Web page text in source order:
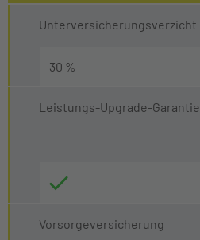
Unterversicherungsverzicht
30 %
Leistungs-Upgrade-Garantie
Vorsorgeversicherung